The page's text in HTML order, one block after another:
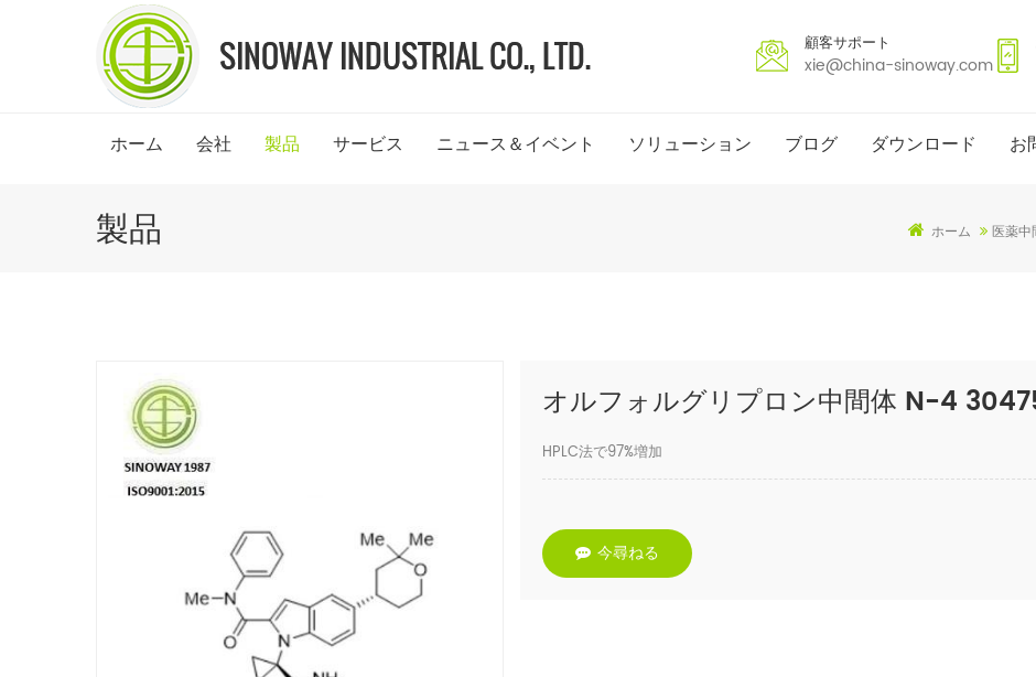
顧客サポート
xie@china-sinoway.com
ホーム 会社 製品 サービス ニュース＆イベント ソリューション ブログ ダウンロード お
製品 ホーム 医薬中
オルフォルグリプロン中間体 N-4
HPLC法で97%増加
今尋ねる